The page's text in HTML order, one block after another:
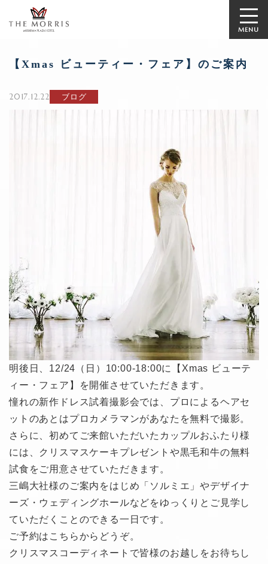
MENU
【Xmas ビューティー・フェア】のご案内
2017.12.22 ブログ
明後日、12/24（日）10:00-18:00に【Xmas ビューテ
ィー・フェア】を開催させていただきます。
憧れの新作ドレス試着撮影会では、プロによるヘアセ
ットのあとはプロカメラマンがあなたを無料で撮影。
さらに、初めてご来館いただいたカップルおふたり様
には、クリスマスケーキプレゼントや黒毛和牛の無料
試食をご用意させていただきます。
三嶋大社様のご案内をはじめ「ソルミエ」やデザイナ
ーズ・ウェディングホールなどをゆっくりとご見学し
ていただくことのできる一日です。
ご予約はこちらからどうぞ。
クリスマスコーディネートで皆様のお越しをお待ちし